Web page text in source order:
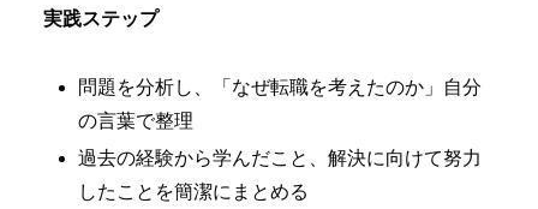
実践ステップ
問題を分析し、「なぜ転職を考えたのか」自分
の言葉で整理
過去の経験から学んだこと、解決に向けて努力
したことを簡潔にまとめる